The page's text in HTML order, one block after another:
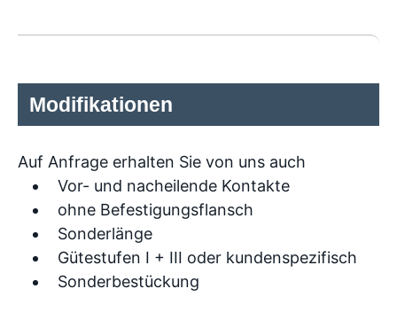
Modifikationen
Auf Anfrage erhalten Sie von uns auch
Vor- und nacheilende Kontakte
ohne Befestigungsflansch
Sonderlänge
Gütestufen I + III oder kundenspezifisch
Sonderbestückung